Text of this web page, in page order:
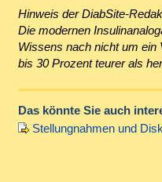
Hinweis der DiabSite-
Die modernen
Wissens nach nicht um ein
bis 30 Prozent teurer als
Das könnte Sie auch
Stellungnahmen und